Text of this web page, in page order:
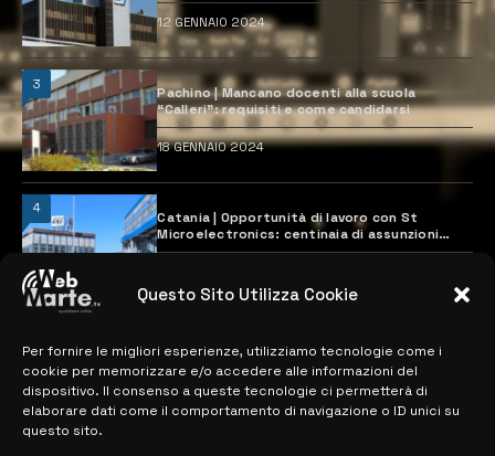
Questo Sito Utilizza Cookie
Per fornire le migliori esperienze, utilizziamo tecnologie come i
cookie per memorizzare e/o accedere alle informazioni del
dispositivo. Il consenso a queste tecnologie ci permetterà di
elaborare dati come il comportamento di navigazione o ID unici su
questo sito.
12 GENNAIO 2024
3
Pachino | Mancano docenti alla scuola
“Calleri”: requisiti e come candidarsi
18 GENNAIO 2024
4
Catania | Opportunità di lavoro con St
Microelectronics: centinaia di assunzioni
previste
MAPPA DEL SITO
> NOTIZIE